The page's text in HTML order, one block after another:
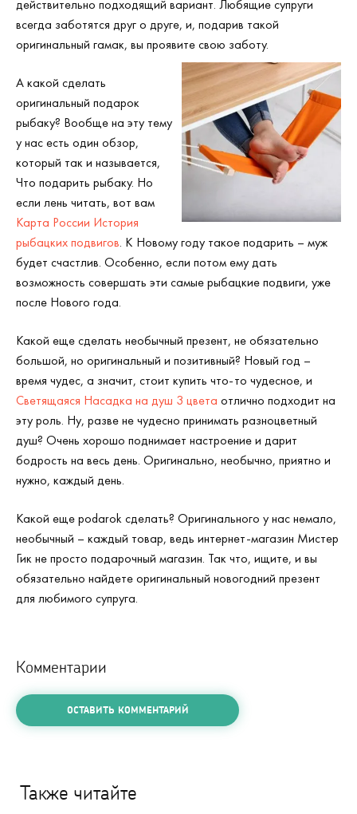
действительно подходящий вариант. Любящие супруги
всегда заботятся друг о друге, и, подарив такой
оригинальный гамак, вы проявите свою заботу.
А какой сделать
оригинальный подарок
рыбаку? Вообще на эту тему
у нас есть один обзор,
который так и называется,
Что подарить рыбаку. Но
если лень читать, вот вам
Карта России История
рыбацких подвигов. К Новому году такое подарить – муж
будет счастлив. Особенно, если потом ему дать
возможность совершать эти самые рыбацкие подвиги, уже
после Нового года.
Какой еще сделать необычный презент, не обязательно
большой, но оригинальный и позитивный? Новый год –
время чудес, а значит, стоит купить что-то чудесное, и
Светящаяся Насадка на душ 3 цвета отлично подходит на
эту роль. Ну, разве не чудесно принимать разноцветный
душ? Очень хорошо поднимает настроение и дарит
бодрость на весь день. Оригинально, необычно, приятно и
нужно, каждый день.
Какой еще podarok сделать? Оригинального у нас немало,
необычный – каждый товар, ведь интернет-магазин Мистер
Гик не просто подарочный магазин. Так что, ищите, и вы
обязательно найдете оригинальный новогодний презент
для любимого супруга.
Комментарии
ОСТАВИТЬ КОММЕНТАРИЙ
Также читайте